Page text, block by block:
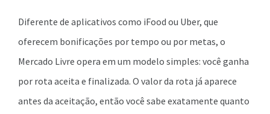
Diferente de aplicativos como iFood ou Uber, que
oferecem bonificações por tempo ou por metas, o
Mercado Livre opera em um modelo simples: você ganha
por rota aceita e finalizada. O valor da rota já aparece
antes da aceitação, então você sabe exatamente quanto